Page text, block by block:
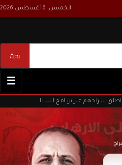
الخميس، 6 أغسطس 2026
بحث
☰
بطاقة أمنية لمن اطلق سراحهم عبر برنامج ليبيا الغد والمراجعات داخل السجون الليبية سنة ٢٠٠٩م.